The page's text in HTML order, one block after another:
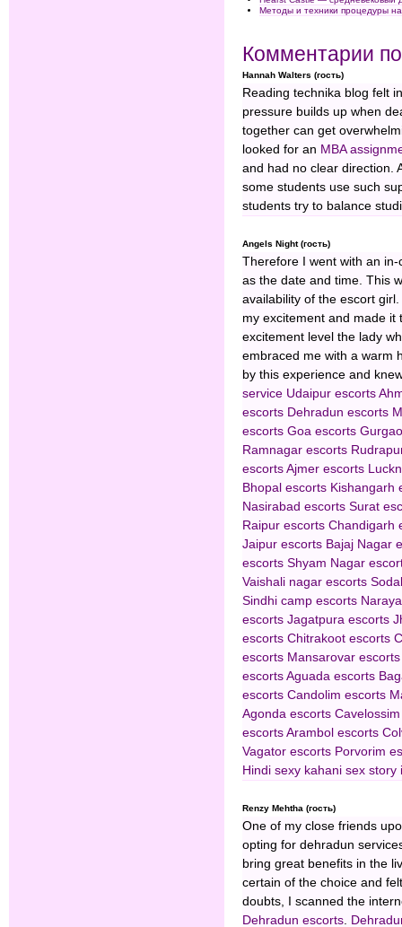
Методы и техники процедуры
Комментарии
Hannah Walters (гость)
Reading technika blog felt
pressure builds up when
together can get
looked for an MBA
and had no clear direction.
some students use such
students try to balance
Angels Night (гость)
Therefore I went with an
as the date and time. This
availability of the escort
my excitement and made it
excitement level the lady
embraced me with a warm
by this experience and
service Udaipur escorts
escorts Dehradun escorts
escorts Goa escorts
Ramnagar escorts
escorts Ajmer escorts
Bhopal escorts Kishangarh
Nasirabad escorts Surat
Raipur escorts Chandigarh
Jaipur escorts Bajaj Nagar
escorts Shyam Nagar
Vaishali nagar escorts
Sindhi camp escorts
escorts Jagatpura escorts
escorts Chitrakoot escorts
escorts Mansarovar escorts
escorts Aguada escorts
escorts Candolim escorts
Agonda escorts
escorts Arambol escorts
Vagator escorts Porvorim
Hindi sexy kahani sex story
Renzy Mehtha (гость)
One of my close friends
opting for dehradun
bring great benefits in the
certain of the choice and
doubts, I scanned the
Dehradun escorts